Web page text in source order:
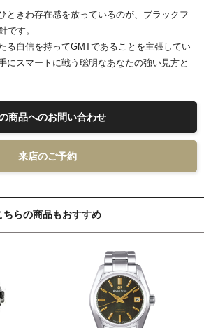
ときわ存在感を放っているのが、ブラックフ
です。
る自信を持ってGMTであることを主張してい
にスマートに戦う聡明なあなたの強い見方と
商品へのお問い合わせ
来店のご予約
ちらの商品もおすすめ